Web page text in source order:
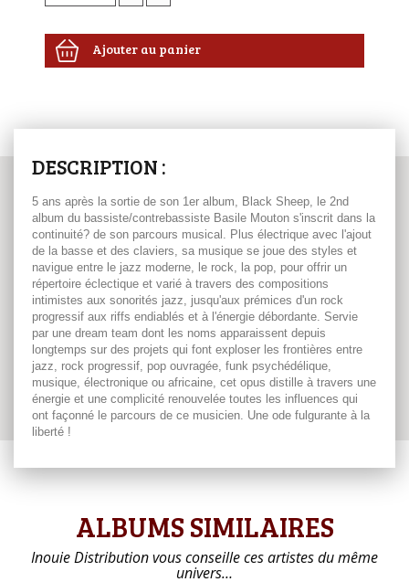
Ajouter au panier
DESCRIPTION :
5 ans après la sortie de son 1er album, Black Sheep, le 2nd
album du bassiste/contrebassiste Basile Mouton s'inscrit dans la
continuité? de son parcours musical. Plus électrique avec l'ajout
de la basse et des claviers, sa musique se joue des styles et
navigue entre le jazz moderne, le rock, la pop, pour offrir un
répertoire éclectique et varié à travers des compositions
intimistes aux sonorités jazz, jusqu'aux prémices d'un rock
progressif aux riffs endiablés et à l'énergie débordante. Servie
par une dream team dont les noms apparaissent depuis
longtemps sur des projets qui font exploser les frontières entre
jazz, rock progressif, pop ouvragée, funk psychédélique,
musique, électronique ou africaine, cet opus distille à travers une
énergie et une complicité renouvelée toutes les influences qui
ont façonné le parcours de ce musicien. Une ode fulgurante à la
liberté !
ALBUMS SIMILAIRES
Inouie Distribution vous conseille ces artistes du même
univers…